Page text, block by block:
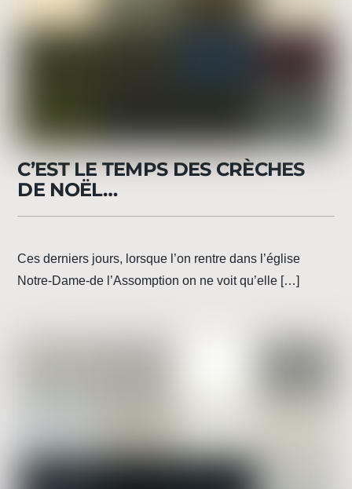
C’EST LE TEMPS DES CRÈCHES
DE NOËL…
Ces derniers jours, lorsque l’on rentre dans l’église
Notre-Dame-de l’Assomption on ne voit qu’elle […]